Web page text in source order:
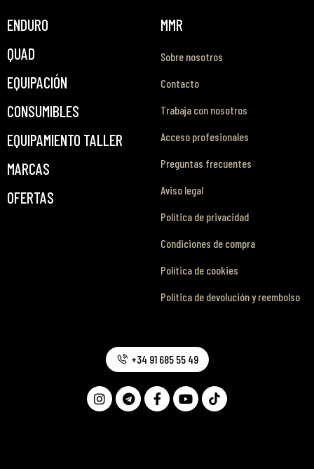
ENDURO
QUAD
EQUIPACIÓN
CONSUMIBLES
EQUIPAMIENTO TALLER
MARCAS
OFERTAS
MMR
Sobre nosotros
Contacto
Trabaja con nosotros
Acceso profesionales
Preguntas frecuentes
Aviso legal
Política de privacidad
Condiciones de compra
Política de cookies
Política de devolución y reembolso
+34 91 685 55 49